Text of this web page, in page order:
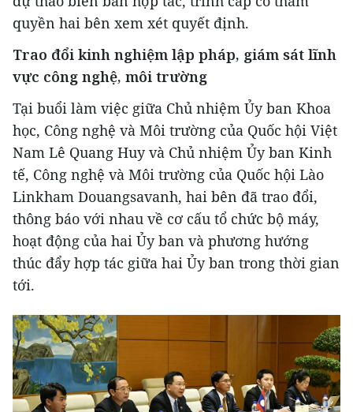
quyền hai bên xem xét quyết định.
Trao đổi kinh nghiệm lập pháp, giám sát lĩnh
vực công nghệ, môi trường
Tại buổi làm việc giữa Chủ nhiệm Ủy ban Khoa
học, Công nghệ và Môi trường của Quốc hội Việt
Nam Lê Quang Huy và Chủ nhiệm Ủy ban Kinh
tế, Công nghệ và Môi trường của Quốc hội Lào
Linkham Douangsavanh, hai bên đã trao đổi,
thông báo với nhau về cơ cấu tổ chức bộ máy,
hoạt động của hai Ủy ban và phương hướng
thúc đẩy hợp tác giữa hai Ủy ban trong thời gian
tới.